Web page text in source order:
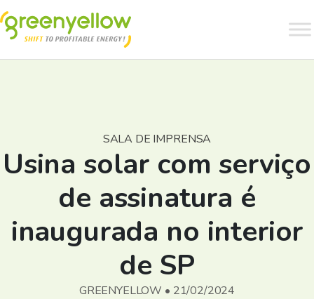
SALA DE IMPRENSA
Usina solar com serviço
de assinatura é
inaugurada no interior
de SP
GREENYELLOW • 21/02/2024